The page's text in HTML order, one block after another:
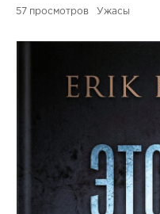
57 Ужасы